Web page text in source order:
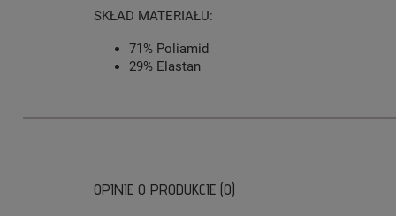
SKŁAD MATERIAŁU:
71% Poliamid
29% Elastan
OPINIE O PRODUKCIE (0)